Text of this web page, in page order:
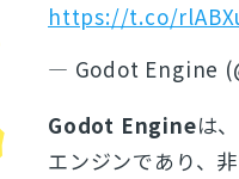
https://t.co/
— Godot Engine
Godot Engineは
エンジンであり、